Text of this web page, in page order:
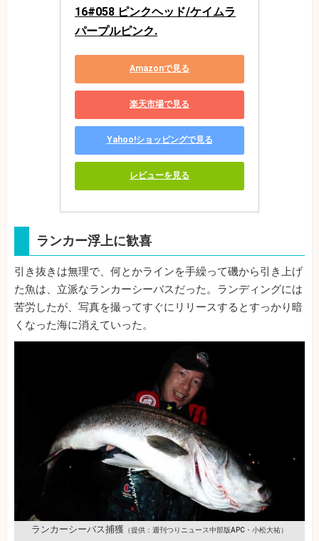
16#058 ピンクヘッド/ケイムラ
パープルピンク.
Amazonで見る
楽天市場で見る
Yahoo!ショッピングで見る
レビューを見る
ランカー浮上に歓喜
引き抜きは無理で、何とかラインを手繰って磯から引き上げ
た魚は、立派なランカーシーバスだった。ランディングには
苦労したが、写真を撮ってすぐにリリースするとすっかり暗
くなった海に消えていった。
ランカーシーバス捕獲 （提供：週刊つりニュース中部版APC・小松大祐）